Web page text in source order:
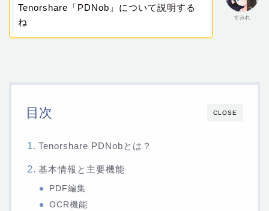
すみれ
Tenorshare「PDNob」について説明する
ね
CLOSE
目次
Tenorshare PDNobとは？
基本情報と主要機能
PDF編集
OCR機能